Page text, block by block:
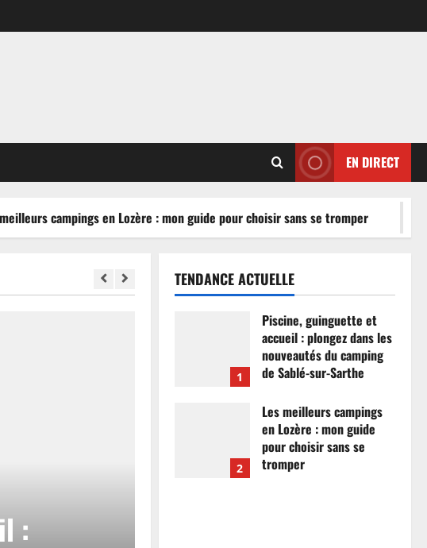
EN DIRECT
campings en Lozère : mon guide pour choisir sans se tromper
:
TENDANCE ACTUELLE
1
Piscine, guinguette et
accueil : plongez dans les
nouveautés du camping
de Sablé-sur-Sarthe
2
Les meilleurs campings
en Lozère : mon guide
pour choisir sans se
tromper